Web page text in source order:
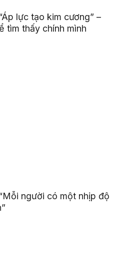
lực tạo kim cương” –
tìm thấy chính mình
người có một nhịp độ